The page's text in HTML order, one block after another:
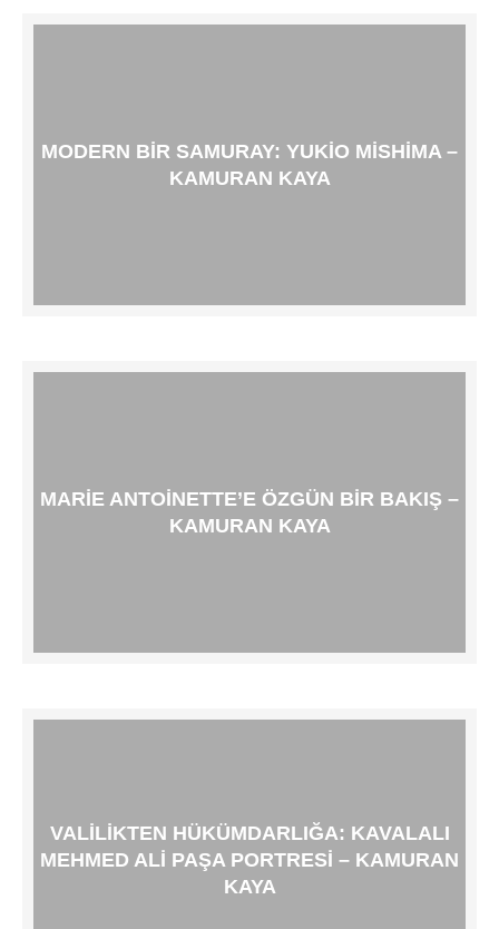
MODERN BIR SAMURAY: YUKIO MISHIMA –
KAMURAN KAYA
MARIE ANTOINETTE’E ÖZGÜN BIR BAKIŞ –
KAMURAN KAYA
VALILIKTEN HÜKÜMDARLIĞA: KAVALALI
MEHMED ALI PAŞA PORTRESI – KAMURAN
KAYA